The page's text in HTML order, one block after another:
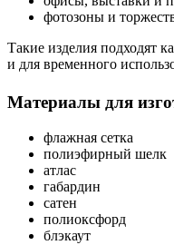
фотозоны и
Такие изделия подходят
и для временного
Материалы для
флажная сетка
полиэфирный шелк
атлас
габардин
сатен
полиоксфорд
блэкаут